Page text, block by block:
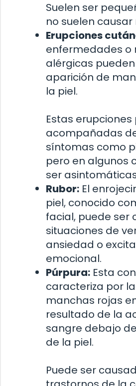
Suelen ser
no suelen
Erupciones
enfermedades o
alérgicas
aparición de
la piel.
Estas
acompañadas
síntomas como
pero en algunos
ser
Rubor: El
piel, conocido
facial, puede ser
situaciones de
ansiedad o
emocional.
Púrpura: Esta
caracteriza por
manchas rojas
resultado de la
sangre debajo
de la piel.
Puede ser